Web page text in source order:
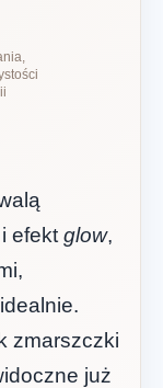
efekt glow,
zmarszczki
już